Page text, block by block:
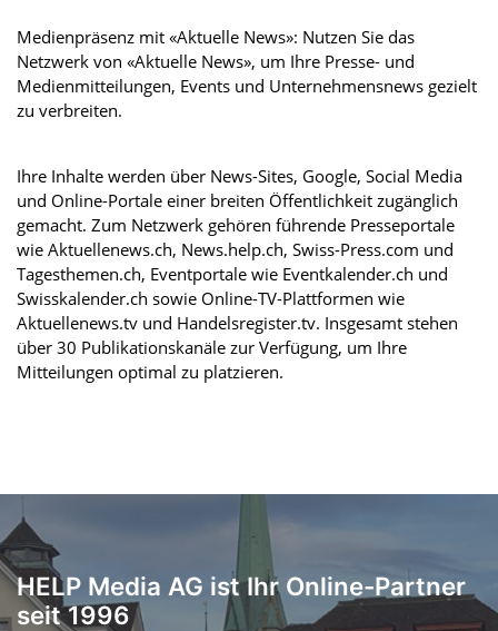
Medienpräsenz mit «Aktuelle News»: Nutzen Sie das
Netzwerk von «Aktuelle News», um Ihre Presse- und
Medienmitteilungen, Events und Unternehmensnews gezielt
zu verbreiten.
Ihre Inhalte werden über News-Sites, Google, Social Media
und Online-Portale einer breiten Öffentlichkeit zugänglich
gemacht. Zum Netzwerk gehören führende Presseportale
wie Aktuellenews.ch, News.help.ch, Swiss-Press.com und
Tagesthemen.ch, Eventportale wie Eventkalender.ch und
Swisskalender.ch sowie Online-TV-Plattformen wie
Aktuellenews.tv und Handelsregister.tv. Insgesamt stehen
über 30 Publikationskanäle zur Verfügung, um Ihre
Mitteilungen optimal zu platzieren.
HELP Media AG ist Ihr Online-Partner
seit 1996